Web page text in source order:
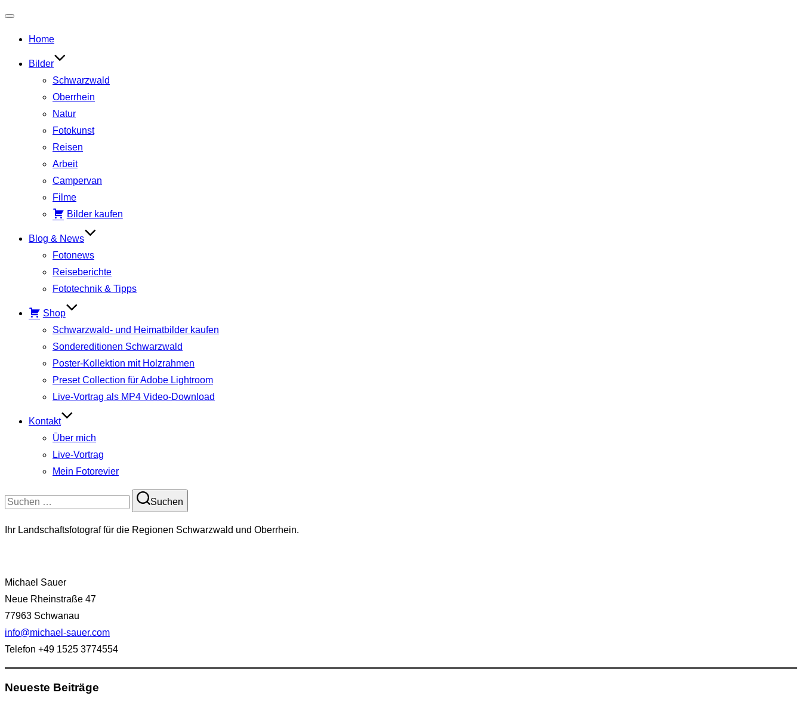
umschalten
Home
Bilder
Schwarzwald
Oberrhein
Natur
Fotokunst
Reisen
Arbeit
Campervan
Filme
Bilder kaufen
Blog & News
Fotonews
Reiseberichte
Fototechnik & Tipps
Shop
Schwarzwald- und Heimatbilder kaufen
Sondereditionen Schwarzwald
Poster-Kollektion mit Holzrahmen
Preset Collection für Adobe Lightroom
Live-Vortrag als MP4 Video-Download
Kontakt
Über mich
Live-Vortrag
Mein Fotorevier
Suchen
Suchen
Ihr Landschaftsfotograf für die Regionen Schwarzwald und Oberrhein.
Michael Sauer
Neue Rheinstraße 47
77963 Schwanau
info@michael-sauer.com
Telefon +49 1525 3774554
Neueste Beiträge